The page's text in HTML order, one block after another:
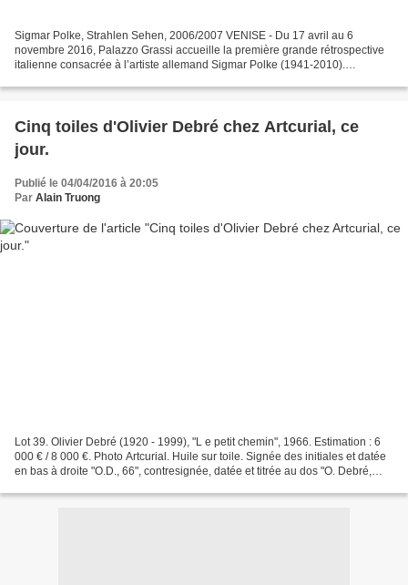
Sigmar Polke, Strahlen Sehen, 2006/2007 VENISE - Du 17 avril au 6
novembre 2016, Palazzo Grassi accueille la première grande rétrospective
italienne consacrée à l’artiste allemand Sigmar Polke (1941-2010).
Cinq toiles d'Olivier Debré chez Artcurial, ce
jour.
Publié le 04/04/2016 à 20:05
Par Alain Truong
Lot 39. Olivier Debré (1920 - 1999), "L e petit chemin", 1966. Estimation : 6
000 € / 8 000 €. Photo Artcurial. Huile sur toile. Signée des initiales et datée
en bas à droite "O.D., 66", contresignée, datée et titrée au dos "O. Debré,